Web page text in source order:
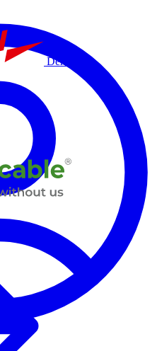
Dehn